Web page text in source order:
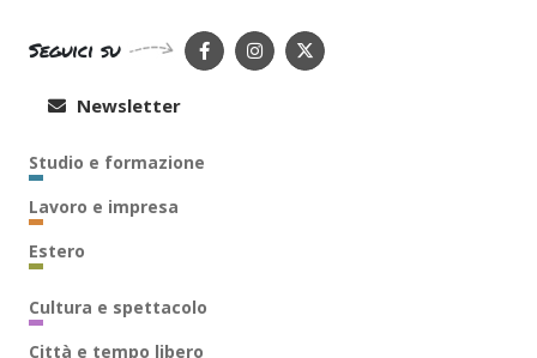
Seguici su
Newsletter
Studio e formazione
Lavoro e impresa
Estero
Cultura e spettacolo
Città e tempo libero